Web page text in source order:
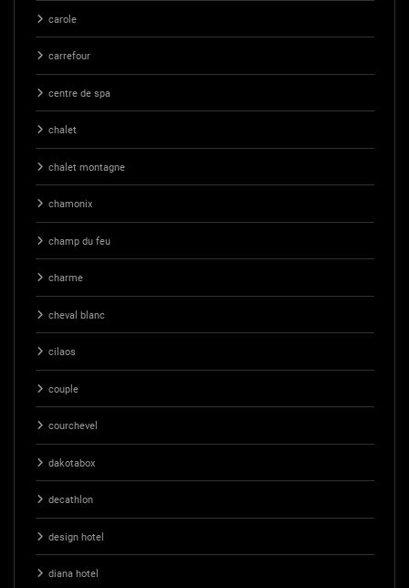
carole
carrefour
centre de spa
chalet
chalet montagne
chamonix
champ du feu
charme
cheval blanc
cilaos
couple
courchevel
dakotabox
decathlon
design hotel
diana hotel